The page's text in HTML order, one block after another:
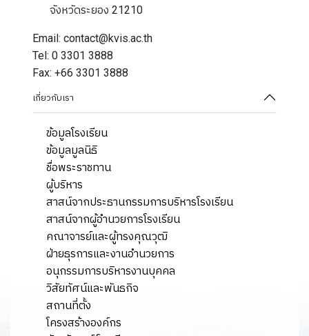
จังหวัดระยอง 21210
Email: contact@kvis.ac.th
Tel: 0 3301 3888
Fax: +66 3301 3888
เกี่ยวกับเรา
ข้อมูลโรงเรียน
ข้อมูลมูลนิธิ
ชื่อพระราชทาน
ผู้บริหาร
สาสน์จากประธานกรรมการบริหารโรงเรียน
สาสน์จากผู้อำนวยการโรงเรียน
คณาจารย์และผู้ทรงคุณวุฒิ
ฝ่ายธุรการและงานอำนวยการ
อนุกรรมการบริหารงานบุคคล
วิสัยทัศน์และพันธกิจ
สถานที่ตั้ง
โครงสร้างองค์กร